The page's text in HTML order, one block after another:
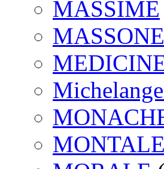
MASSIME
MONTALE